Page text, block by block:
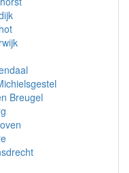
Breugel